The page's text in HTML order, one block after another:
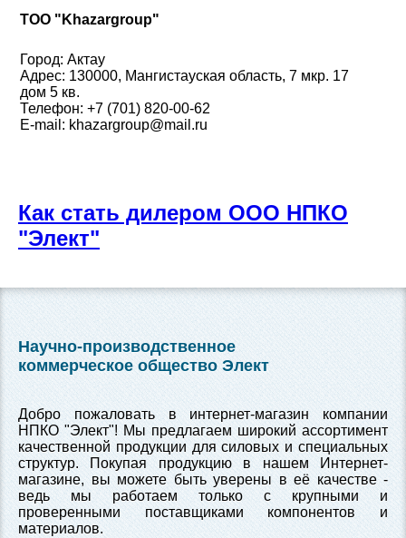
ТОО "Khazargroup"
Город: Актау
Адрес: 130000, Мангистауская область, 7 мкр. 17
дом 5 кв.
Телефон: +7 (701) 820-00-62
E-mail: khazargroup@mail.ru
Как стать дилером ООО НПКО
"Элект"
Научно-производственное
коммерческое общество Элект
Добро пожаловать в интернет-магазин компании
НПКО "Элект"! Мы предлагаем широкий ассортимент
качественной продукции для силовых и специальных
структур. Покупая продукцию в нашем Интернет-
магазине, вы можете быть уверены в её качестве -
ведь мы работаем только с крупными и
проверенными поставщиками компонентов и
материалов.